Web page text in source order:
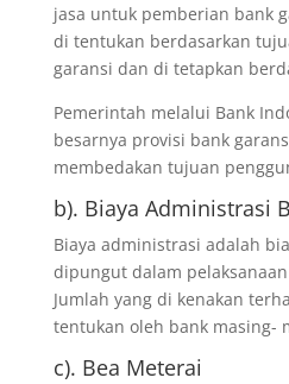
jasa untuk pemberian bank
di tentukan berdasarkan
garansi dan di tetapkan
Pemerintah melalui Bank
besarnya provisi bank
membedakan tujuan
b). Biaya Administrasi
Biaya administrasi adalah
dipungut dalam
Jumlah yang di kenakan
tentukan oleh bank masing-
c). Bea Meterai